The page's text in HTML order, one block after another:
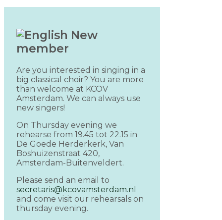
New
member
Are you interested in singing in a
big classical choir? You are more
than welcome at KCOV
Amsterdam. We can always use
new singers!
On Thursday evening we
rehearse from 19.45 tot 22.15 in
De Goede Herderkerk, Van
Boshuizenstraat 420,
Amsterdam-Buitenveldert.
Please send an email to
secretaris@kcovamsterdam.nl
and come visit our rehearsals on
thursday evening.